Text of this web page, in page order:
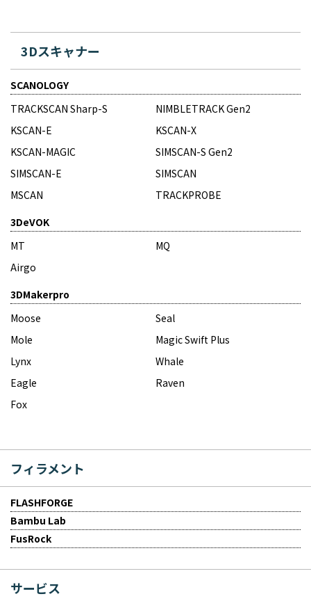
3Dスキャナー
SCANOLOGY
TRACKSCAN Sharp-S
NIMBLETRACK Gen2
KSCAN-E
KSCAN-X
KSCAN-MAGIC
SIMSCAN-S Gen2
SIMSCAN-E
SIMSCAN
MSCAN
TRACKPROBE
3DeVOK
MT
MQ
Airgo
3DMakerpro
Moose
Seal
Mole
Magic Swift Plus
Lynx
Whale
Eagle
Raven
Fox
フィラメント
FLASHFORGE
Bambu Lab
FusRock
サービス